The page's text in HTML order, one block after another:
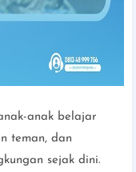
anak belajar
teman, dan
sejak dini.